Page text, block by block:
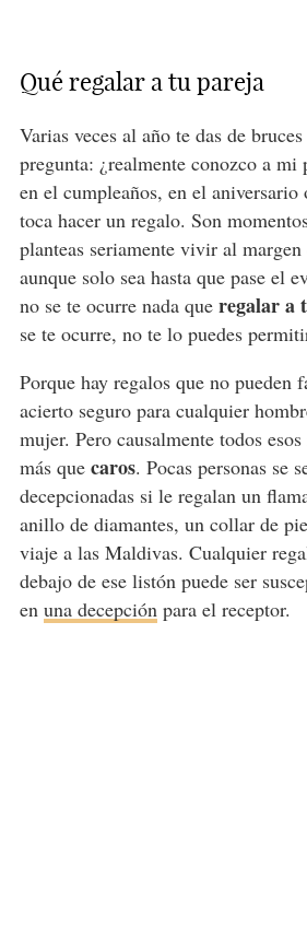
Qué regalar a tu pareja
Varias veces al año te das de
pregunta: ¿realmente conozco a mi
en el cumpleaños, en el aniversario
toca hacer un regalo. Son
planteas seriamente vivir al margen
aunque solo sea hasta que pase el
no se te ocurre nada que regalar a
se te ocurre, no te lo puedes
Porque hay regalos que no pueden
acierto seguro para cualquier
mujer. Pero causalmente todos
más que caros. Pocas personas se
decepcionadas si le regalan un
anillo de diamantes, un collar de
viaje a las Maldivas. Cualquier
debajo de ese listón puede ser
en una decepción para el receptor.